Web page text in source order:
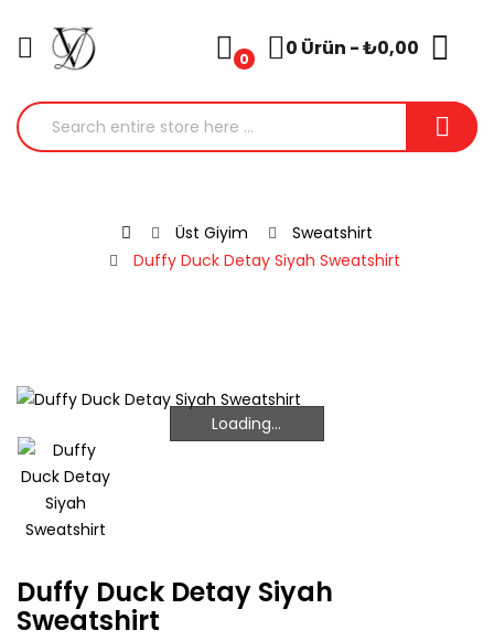
0 0 Ürün - ₺0,00
Üst Giyim
Sweatshirt
Duffy Duck Detay Siyah Sweatshirt
Loading...
Loading...
Duffy Duck Detay Siyah
Sweatshirt